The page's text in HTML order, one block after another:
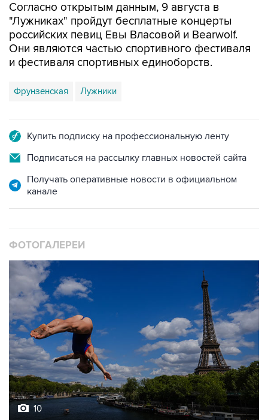
Согласно открытым данным, 9 августа в
"Лужниках" пройдут бесплатные концерты
российских певиц Евы Власовой и Bearwolf.
Они являются частью спортивного фестиваля
и фестиваля спортивных единоборств.
Фрунзенская Лужники
Купить подписку на профессиональную ленту
Подписаться на рассылку главных новостей сайта
Получать оперативные новости в официальном
канале
ФОТОГАЛЕРЕИ
10